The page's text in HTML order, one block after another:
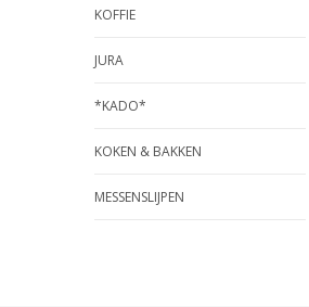
KOFFIE
JURA
*KADO*
KOKEN & BAKKEN
MESSENSLIJPEN